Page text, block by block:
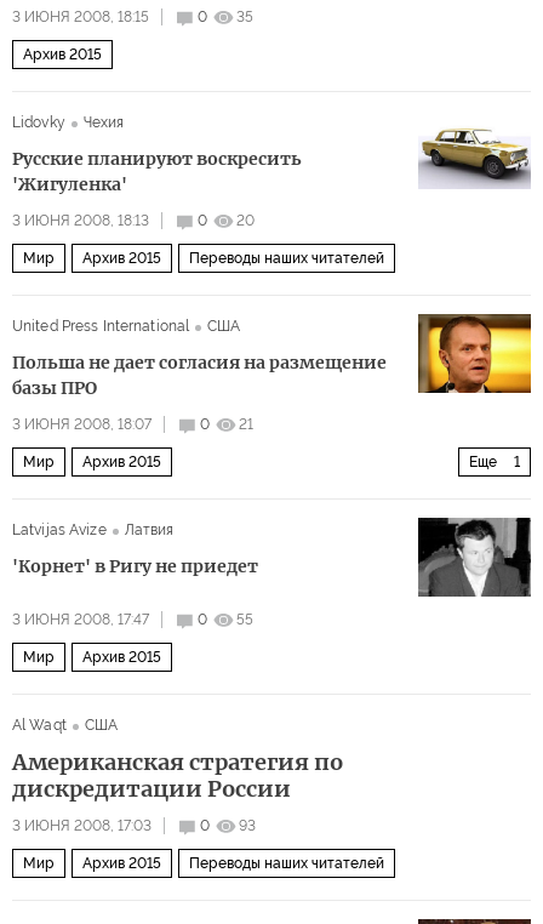
3 ИЮНЯ 2008, 18:15 0 35
Архив 2015
Lidovky Чехия
Русские планируют воскресить
'Жигуленка'
3 ИЮНЯ 2008, 18:13 0 20
Мир Архив 2015 Переводы наших читателей
United Press International США
Польша не дает согласия на размещение
базы ПРО
3 ИЮНЯ 2008, 18:07 0 21
Еще 1
Мир Архив 2015
Latvijas Avize
Латвия
'Корнет' в Ригу не приедет
3 ИЮНЯ 2008, 17:47 0 55
Мир Архив 2015
Al Waqt США
Американская стратегия по
дискредитации России
3 ИЮНЯ 2008, 17:03 0 93
Мир Архив 2015 Переводы наших читателей